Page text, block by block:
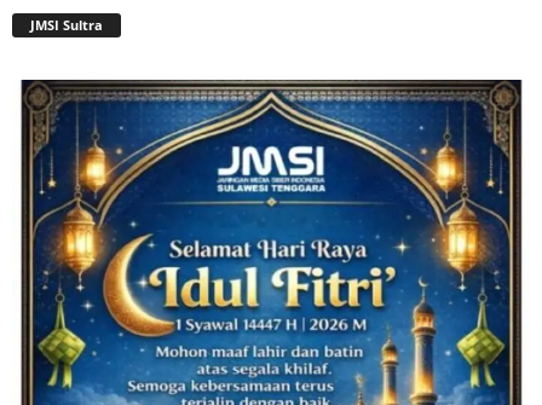
JMSI Sultra